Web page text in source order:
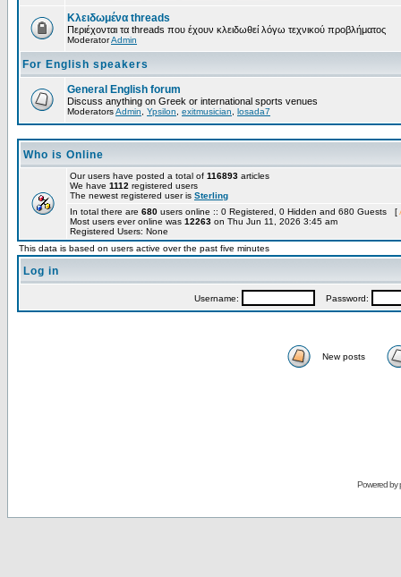
Κλειδωμένα threads
Περιέχονται τα threads που έχουν κλειδωθεί λόγω τεχνικού προβλήματος
ModeratorAdmin
For English speakers
General English forum
Discuss anything on Greek or international sports venues
ModeratorsAdmin Ypsilon exitmusician losada7
Who is Online
Our users have posted a total of 116893 articles
We have 1112 registered users
The newest registered user is Sterling
In total there are 680 users online :: 0 Registered, 0 Hidden and 680 Guests [
Most users ever online was 12263 on Thu Jun 11, 2026 3:45 am
Registered Users: None
This data is based on users active over the past five minutes
Log in
Username: Password:
New posts
Powered by